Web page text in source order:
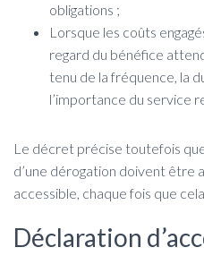
obligations ;
Lorsque les coûts
regard du bénéfice
tenu de la fréquence, la
l’importance du service
Le décret précise toutefois
d’une dérogation doivent être
accessible, chaque fois que
Déclaration